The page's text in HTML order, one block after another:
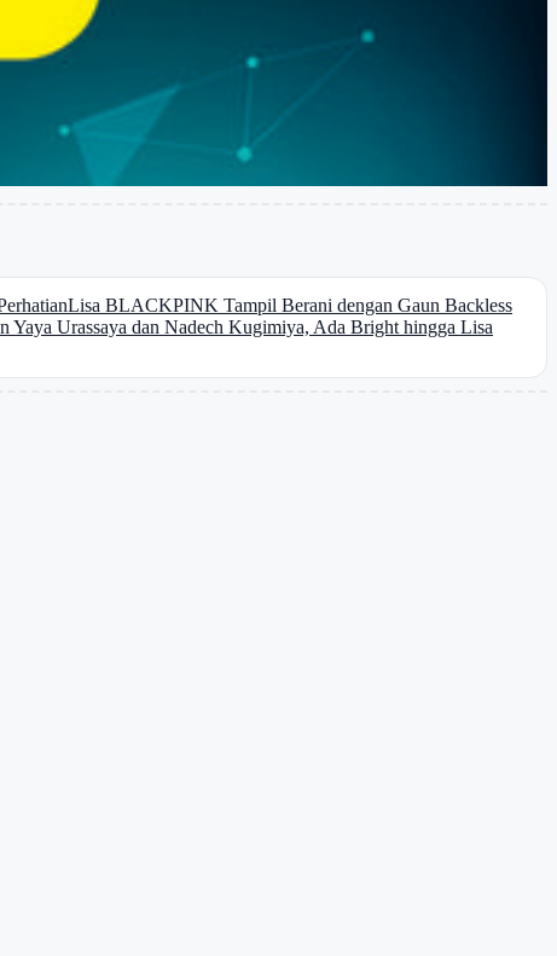
Lisa BLACKPINK Tampil Berani dengan Gaun Backless
Yaya Urassaya dan Nadech Kugimiya, Ada Bright hingga Lisa